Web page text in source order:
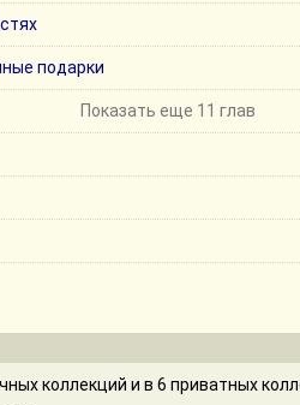
подарки
Показать еще 11 глав
коллекций и в 6 приватных